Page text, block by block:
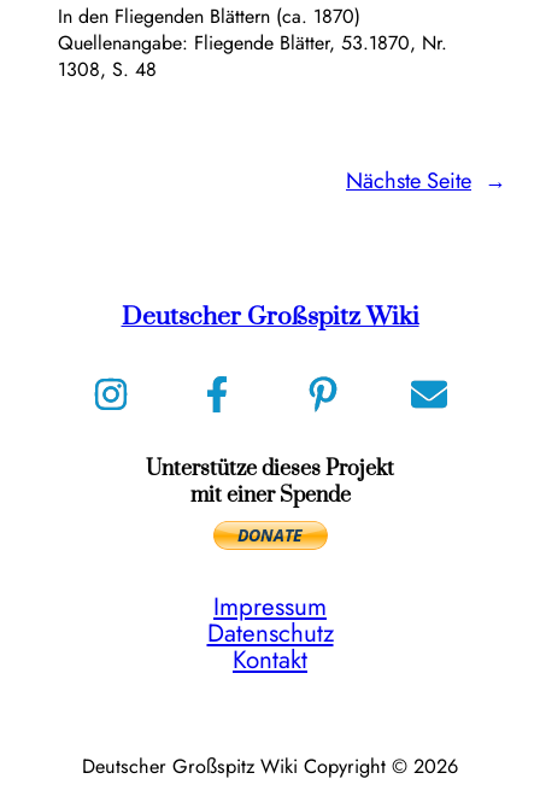
In den Fliegenden Blättern (ca. 1870)
Quellenangabe: Fliegende Blätter, 53.1870, Nr.
1308, S. 48
Nächste Seite →
Deutscher Großspitz Wiki
Unterstütze dieses Projekt
mit einer Spende
Impressum
Datenschutz
Kontakt
Deutscher Großspitz Wiki Copyright © 2026